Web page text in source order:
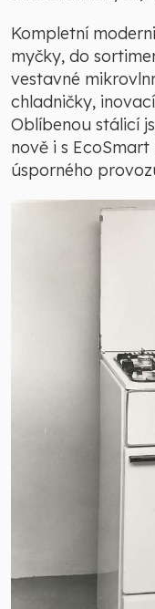
Kompletní
myčky, do
vestavné
chladničky,
Oblíbenou stálicí
nově i s
úsporného